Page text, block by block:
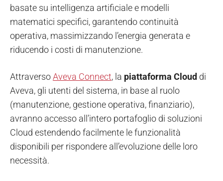
basate su intelligenza artificiale e modelli
matematici specifici, garantendo continuità
operativa, massimizzando l’energia generata e
riducendo i costi di manutenzione.
AttraversoAveva Connect, la piattaforma Cloud di
Aveva, gli utenti del sistema, in base al ruolo
(manutenzione, gestione operativa, finanziario),
avranno accesso all’intero portafoglio di soluzioni
Cloud estendendo facilmente le funzionalità
disponibili per rispondere all’evoluzione delle loro
necessità.